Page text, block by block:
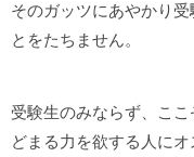
そのガッツにあやかり
とをたちません。
受験生のみならず、こ
どまる力を欲する人にオ